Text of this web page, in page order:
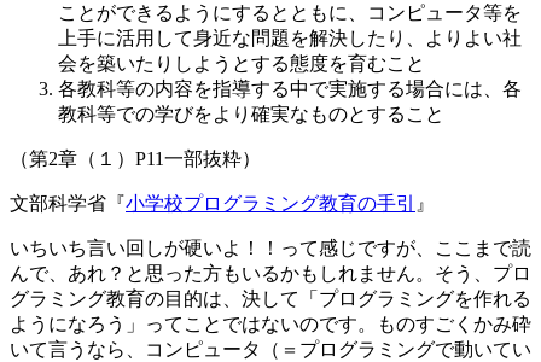
ことができるようにするとともに、コンピュータ等を
上手に活用して身近な問題を解決したり、よりよい社
会を築いたりしようとする態度を育むこと
各教科等の内容を指導する中で実施する場合には、各
教科等での学びをより確実なものとすること
（第2章（１）P11一部抜粋）
文部科学省『小学校プログラミング教育の手引 』
いちいち言い回しが硬いよ！！って感じですが、ここまで読
んで、あれ？と思った方もいるかもしれません。そう、プロ
グラミング教育の目的は、決して「プログラミングを作れる
ようになろう」ってことではないのです。ものすごくかみ砕
いて言うなら、
コンピュータ（＝プログラミングで動いてい